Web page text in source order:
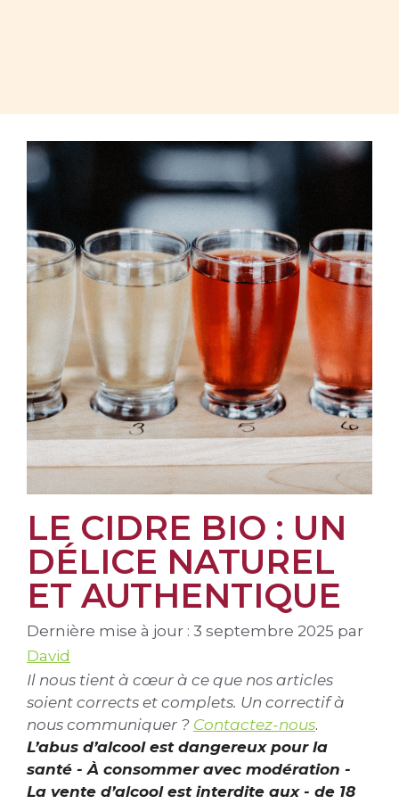
LE CIDRE BIO : UN
DÉLICE NATUREL
ET AUTHENTIQUE
Dernière mise à jour : 3 septembre 2025 par
David
Il nous tient à cœur à ce que nos articles
soient corrects et complets. Un correctif à
nous communiquer ? Contactez-nous.
L’abus d’alcool est dangereux pour la
santé - À consommer avec modération -
La vente d’alcool est interdite aux - de 18